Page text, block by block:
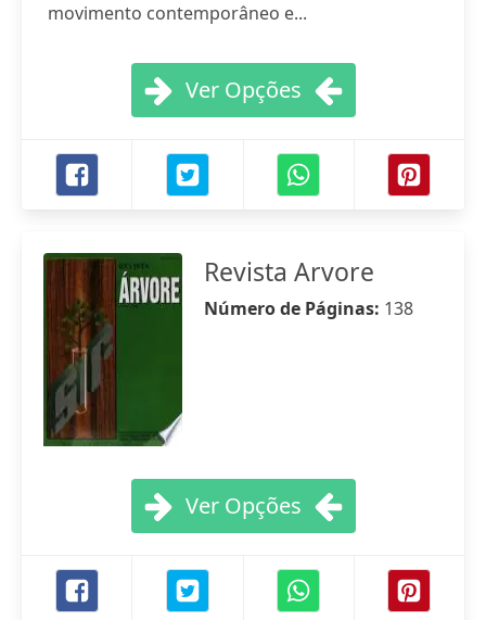
movimento contemporâneo e...
Ver Opções
Revista Arvore
Número de Páginas: 138
Ver Opções